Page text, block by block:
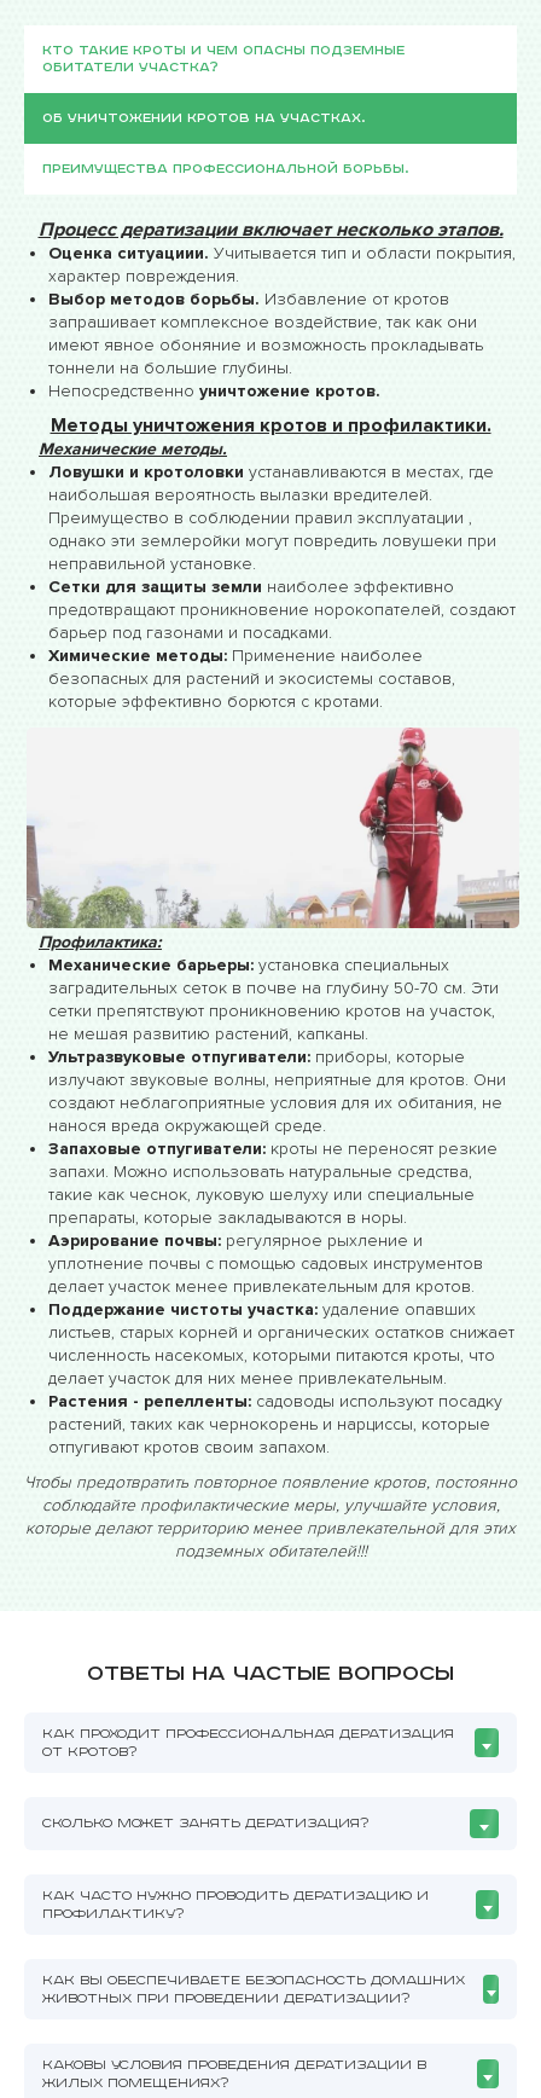
Кто такие кроты и чем опасны подземные
обитатели участка?
Об уничтожении кротов на участках.
Преимущества профессиональной борьбы.
Процесс дератизации включает несколько этапов.
Оценка ситуациии. Учитывается тип и области покрытия,
характер повреждения.
Выбор методов борьбы. Избавление от кротов
запрашивает комплексное воздействие, так как они
имеют явное обоняние и возможность прокладывать
тоннели на большие глубины.
Непосредственно уничтожение кротов.
Методы уничтожения кротов и профилактики.
Механические методы.
Ловушки и кротоловки устанавливаются в местах, где
наибольшая вероятность вылазки вредителей.
Преимущество в соблюдении правил эксплуатации ,
однако эти землеройки могут повредить ловушеки при
неправильной установке.
Сетки для защиты земли наиболее эффективно
предотвращают проникновение норокопателей, создают
барьер под газонами и посадками.
Химические методы: Применение наиболее
безопасных для растений и экосистемы составов,
которые эффективно борются с кротами.
Профилактика:
Механические барьеры: установка специальных
заградительных сеток в почве на глубину 50-70 см. Эти
сетки препятствуют проникновению кротов на участок,
не мешая развитию растений, капканы.
Ультразвуковые отпугиватели: приборы, которые
излучают звуковые волны, неприятные для кротов. Они
создают неблагоприятные условия для их обитания, не
нанося вреда окружающей среде.
Запаховые отпугиватели: кроты не переносят резкие
запахи. Можно использовать натуральные средства,
такие как чеснок, луковую шелуху или специальные
препараты, которые закладываются в норы.
Аэрирование почвы: регулярное рыхление и
уплотнение почвы с помощью садовых инструментов
делает участок менее привлекательным для кротов.
Поддержание чистоты участка: удаление опавших
листьев, старых корней и органических остатков снижает
численность насекомых, которыми питаются кроты, что
делает участок для них менее привлекательным.
Растения - репелленты: садоводы используют посадку
растений, таких как чернокорень и нарциссы, которые
отпугивают кротов своим запахом.
Чтобы предотвратить повторное появление кротов, постоянно
соблюдайте профилактические меры, улучшайте условия,
которые делают территорию менее привлекательной для этих
подземных обитателей!!!
Ответы на частые вопросы
КАК ПРОХОДИТ ПРОФЕССИОНАЛЬНАЯ ДЕРАТИЗАЦИЯ
ОТ КРОТОВ?
СКОЛЬКО МОЖЕТ ЗАНЯТЬ ДЕРАТИЗАЦИЯ?
КАК ЧАСТО НУЖНО ПРОВОДИТЬ ДЕРАТИЗАЦИЮ И
ПРОФИЛАКТИКУ?
КАК ВЫ ОБЕСПЕЧИВАЕТЕ БЕЗОПАСНОСТЬ ДОМАШНИХ
ЖИВОТНЫХ ПРИ ПРОВЕДЕНИИ ДЕРАТИЗАЦИИ?
КАКОВЫ УСЛОВИЯ ПРОВЕДЕНИЯ ДЕРАТИЗАЦИИ В
ЖИЛЫХ ПОМЕЩЕНИЯХ?